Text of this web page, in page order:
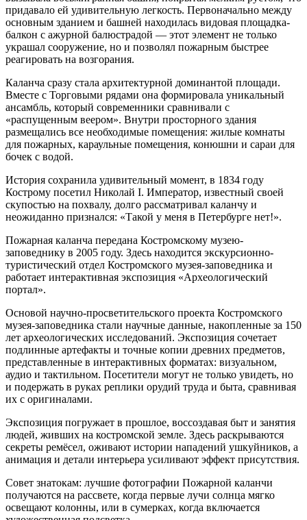
придавало ей удивительную легкость. Первоначально между
основным зданием и башней находилась видовая площадка-
балкон с ажурной балюстрадой — этот элемент не только
украшал сооружение, но и позволял пожарным быстрее
реагировать на возгорания.
Каланча сразу стала архитектурной доминантой площади.
Вместе с Торговыми рядами она формировала уникальный
ансамбль, который современники сравнивали с
«распущенным веером». Внутри просторного здания
размещались все необходимые помещения: жилые комнаты
для пожарных, караульные помещения, конюшни и сараи для
бочек с водой.
История сохранила удивительный момент, в 1834 году
Кострому посетил Николай I. Император, известный своей
скупостью на похвалу, долго рассматривал каланчу и
неожиданно признался: «Такой у меня в Петербурге нет!».
Пожарная каланча передана Костромскому музею-
заповеднику в 2005 году. Здесь находится экскурсионно-
туристический отдел Костромского музея-заповедника и
работает интерактивная экспозиция «Археологический
портал».
Основой научно-просветительского проекта Костромского
музея-заповедника стали научные данные, накопленные за 150
лет археологических исследований. Экспозиция сочетает
подлинные артефакты и точные копии древних предметов,
представленные в интерактивных форматах: визуальном,
аудио и тактильном. Посетители могут не только увидеть, но
и подержать в руках реплики орудий труда и быта, сравнивая
их с оригиналами.
Экспозиция погружает в прошлое, воссоздавая быт и занятия
людей, живших на костромской земле. Здесь раскрываются
секреты ремёсел, оживают истории нападений ушкуйников, а
анимация и детали интерьера усиливают эффект присутствия.
Совет знатокам: лучшие фотографии Пожарной каланчи
получаются на рассвете, когда первые лучи солнца мягко
освещают колонны, или в сумерках, когда включается